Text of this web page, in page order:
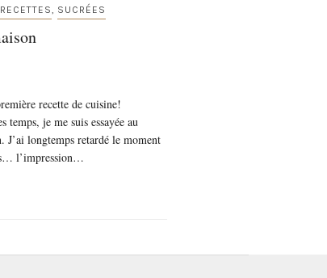
RECETTES, SUCRÉES
recette de cuisine!
temps, je me suis essayée au
J’ai longtemps retardé le moment
l’impression…